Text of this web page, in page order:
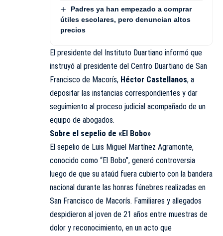
Padres ya han empezado a comprar
útiles escolares, pero denuncian altos
precios
El presidente del Instituto Duartiano informó que
instruyó al presidente del Centro Duartiano de San
Francisco de Macorís, Héctor Castellanos, a
depositar las instancias correspondientes y dar
seguimiento al proceso judicial acompañado de un
equipo de abogados.
Sobre el sepelio de «El Bobo»
El sepelio de Luis Miguel Martínez Agramonte,
conocido como “El Bobo”, generó controversia
luego de que su ataúd fuera cubierto con la bandera
nacional durante las honras fúnebres realizadas en
San Francisco de Macorís. Familiares y allegados
despidieron al joven de 21 años entre muestras de
dolor y reconocimiento, en un acto que